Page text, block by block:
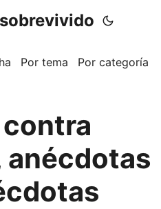
Por tema Por categoría